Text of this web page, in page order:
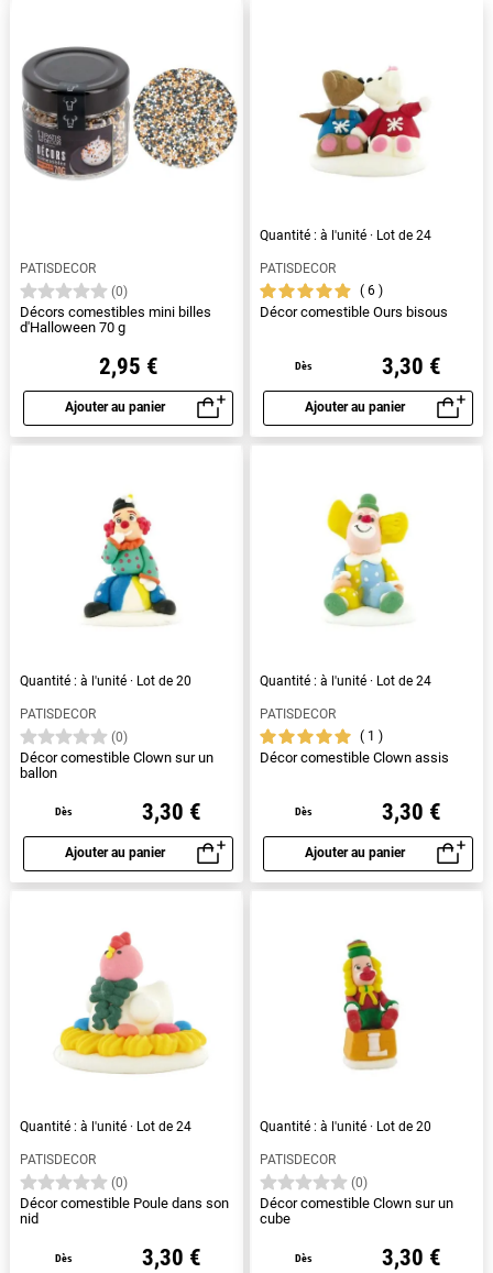
PATISDECOR
(0)
Décors comestibles mini billes
d'Halloween 70 g
2,95 €
Ajouter au panier
Aperçu rapide
Quantité : à l'unité · Lot de 24
PATISDECOR
6
Décor comestible Ours bisous
Dès 3,30 €
Ajouter au panier
Aperçu rapide
Quantité : à l'unité · Lot de 20
PATISDECOR
(0)
Décor comestible Clown sur un
ballon
Dès 3,30 €
Ajouter au panier
Aperçu rapide
Quantité : à l'unité · Lot de 24
PATISDECOR
1
Décor comestible Clown assis
Dès 3,30 €
Ajouter au panier
Aperçu rapide
Quantité : à l'unité · Lot de 24
PATISDECOR
(0)
Décor comestible Poule dans son
nid
Dès 3,30 €
Quantité : à l'unité · Lot de 20
PATISDECOR
(0)
Décor comestible Clown sur un
cube
Dès 3,30 €